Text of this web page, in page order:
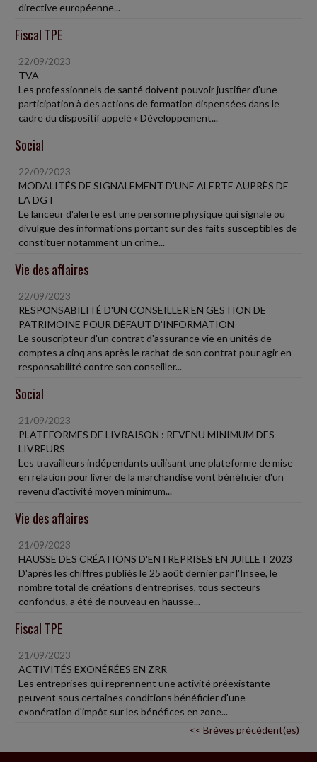
directive européenne...
Fiscal TPE
22/09/2023
TVA
Les professionnels de santé doivent pouvoir justifier d'une
participation à des actions de formation dispensées dans le
cadre du dispositif appelé « Développement...
Social
22/09/2023
MODALITÉS DE SIGNALEMENT D'UNE ALERTE AUPRÈS DE
LA DGT
Le lanceur d'alerte est une personne physique qui signale ou
divulgue des informations portant sur des faits susceptibles de
constituer notamment un crime...
Vie des affaires
22/09/2023
RESPONSABILITÉ D'UN CONSEILLER EN GESTION DE
PATRIMOINE POUR DÉFAUT D'INFORMATION
Le souscripteur d'un contrat d'assurance vie en unités de
comptes a cinq ans après le rachat de son contrat pour agir en
responsabilité contre son conseiller...
Social
21/09/2023
PLATEFORMES DE LIVRAISON : REVENU MINIMUM DES
LIVREURS
Les travailleurs indépendants utilisant une plateforme de mise
en relation pour livrer de la marchandise vont bénéficier d'un
revenu d'activité moyen minimum...
Vie des affaires
21/09/2023
HAUSSE DES CRÉATIONS D'ENTREPRISES EN JUILLET 2023
D'après les chiffres publiés le 25 août dernier par l'Insee, le
nombre total de créations d'entreprises, tous secteurs
confondus, a été de nouveau en hausse...
Fiscal TPE
21/09/2023
ACTIVITÉS EXONÉRÉES EN ZRR
Les entreprises qui reprennent une activité préexistante
peuvent sous certaines conditions bénéficier d'une
exonération d'impôt sur les bénéfices en zone...
<< Brèves précédent(es)